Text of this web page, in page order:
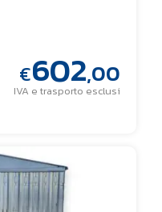
€602,00
IVA e trasporto esclusi